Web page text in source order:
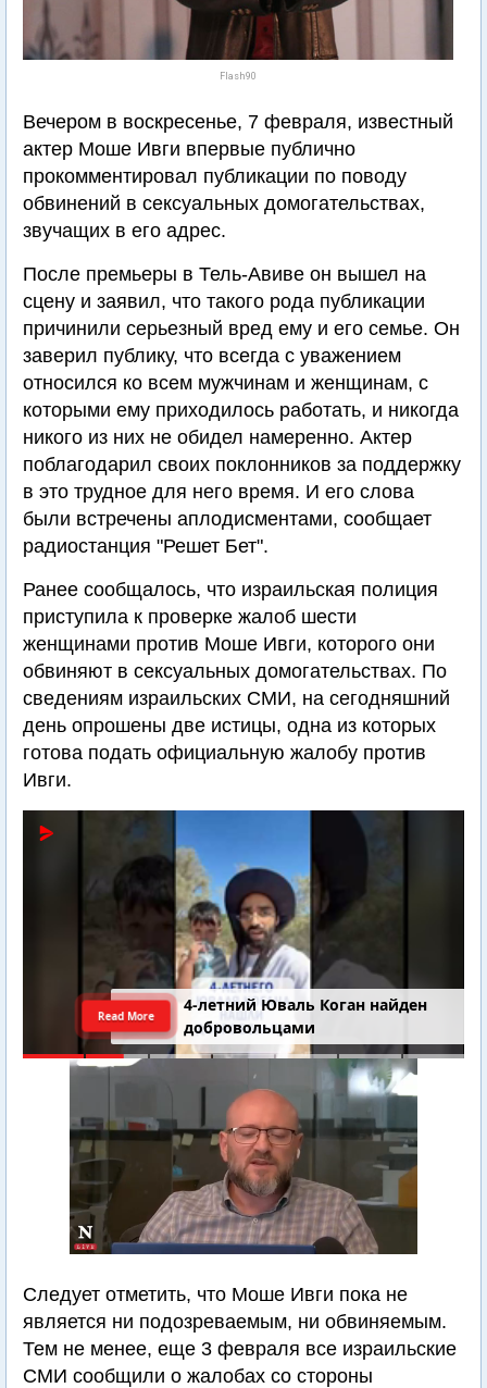
Flash90
Вечером в воскресенье, 7 февраля, известный
актер Моше Ивги впервые публично
прокомментировал публикации по поводу
обвинений в сексуальных домогательствах,
звучащих в его адрес.
После премьеры в Тель-Авиве он вышел на
сцену и заявил, что такого рода публикации
причинили серьезный вред ему и его семье. Он
заверил публику, что всегда с уважением
относился ко всем мужчинам и женщинам, с
которыми ему приходилось работать, и никогда
никого из них не обидел намеренно. Актер
поблагодарил своих поклонников за поддержку
в это трудное для него время. И его слова
были встречены аплодисментами, сообщает
радиостанция "Решет Бет".
Ранее сообщалось, что израильская полиция
приступила к проверке жалоб шести
женщинами против Моше Ивги, которого они
обвиняют в сексуальных домогательствах. По
сведениям израильских СМИ, на сегодняшний
день опрошены две истицы, одна из которых
готова подать официальную жалобу против
Ивги.
4-летний Юваль Коган найден
добровольцами
Read More
Следует отметить, что Моше Ивги пока не
является ни подозреваемым, ни обвиняемым.
Тем не менее, еще 3 февраля все израильские
СМИ сообщили о жалобах со стороны